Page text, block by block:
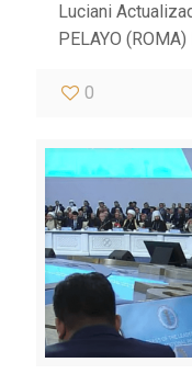
Luciani
PELAYO
0